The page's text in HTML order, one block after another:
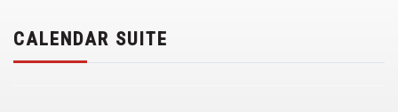
CALENDAR SUITE